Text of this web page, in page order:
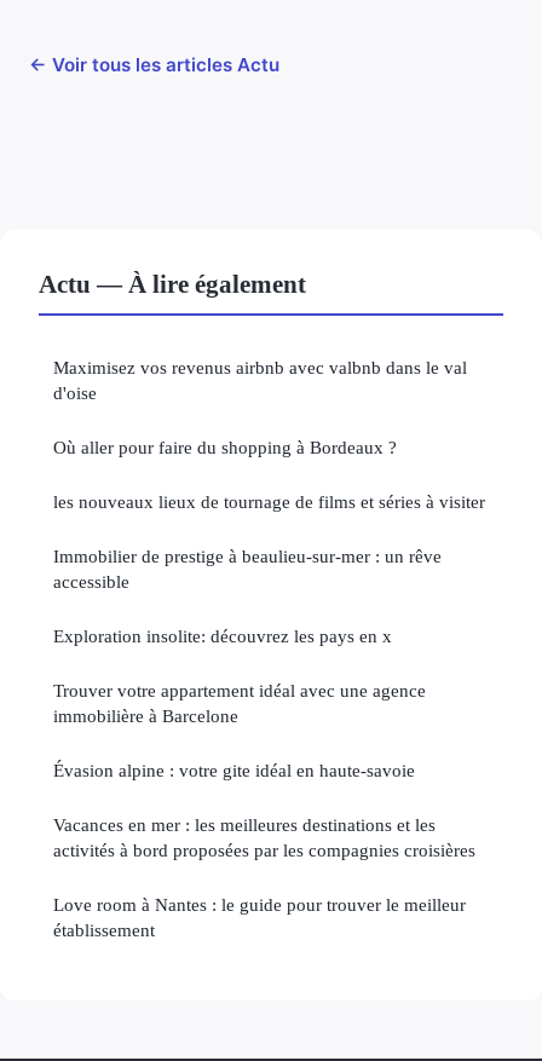
← Voir tous les articles Actu
Actu — À lire également
Maximisez vos revenus airbnb avec valbnb dans le val
d'oise
Où aller pour faire du shopping à Bordeaux ?
les nouveaux lieux de tournage de films et séries à visiter
Immobilier de prestige à beaulieu-sur-mer : un rêve
accessible
Exploration insolite: découvrez les pays en x
Trouver votre appartement idéal avec une agence
immobilière à Barcelone
Évasion alpine : votre gite idéal en haute-savoie
Vacances en mer : les meilleures destinations et les
activités à bord proposées par les compagnies croisières
Love room à Nantes : le guide pour trouver le meilleur
établissement